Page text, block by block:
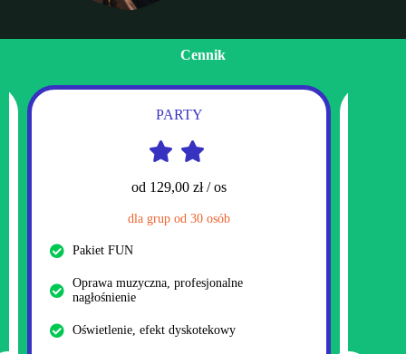
Cennik
PARTY
od 129,00 zł / os
dla grup od 30 osób
Pakiet FUN
Oprawa muzyczna, profesjonalne
nagłośnienie
Oświetlenie, efekt dyskotekowy